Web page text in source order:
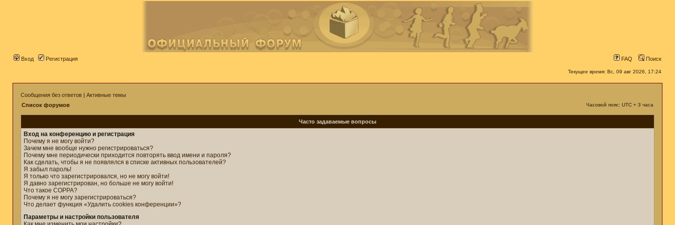
Вход Регистрация FAQ Поиск
Текущее время: Вс, 09 авг 2026, 17:24
Сообщения без ответов | Активные темы
Список форумов
Часовой пояс: UTC + 3 часа
Часто задаваемые вопросы
Вход на конференцию и регистрация
Почему я не могу войти?
Зачем мне вообще нужно регистрироваться?
Почему мне периодически приходится повторять ввод имени и пароля?
Как сделать, чтобы я не появлялся в списке активных пользователей?
Я забыл пароль!
Я только что зарегистрировался, но не могу войти!
Я давно зарегистрирован, но больше не могу войти!
Что такое COPPA?
Почему я не могу зарегистрироваться?
Что делает функция «Удалить cookies конференции»?
Параметры и настройки пользователя